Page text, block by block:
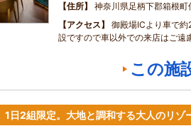
住所
神奈川県足柄下郡箱根
アクセス
御殿場ICより車で
設ですので車以外での来店はご遠
この施
日2組限定。大地と調和する大人のリゾ